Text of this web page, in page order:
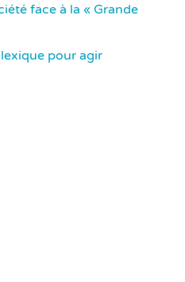
face à la « Grande
pour agir